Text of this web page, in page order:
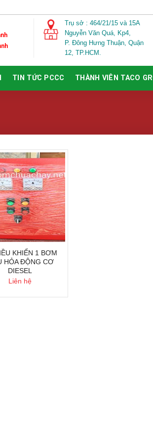
Trụ sở : 464/21/15 và 15A
Nguyễn Văn Quá, Kp4,
P. Đông Hưng Thuận, Quận
12, TP.HCM.
TIN TỨC PCCC THÀNH VIÊN TACO
KHIỂN 1 BƠM
HỎA ĐỘNG CƠ
DIESEL
Liên hệ